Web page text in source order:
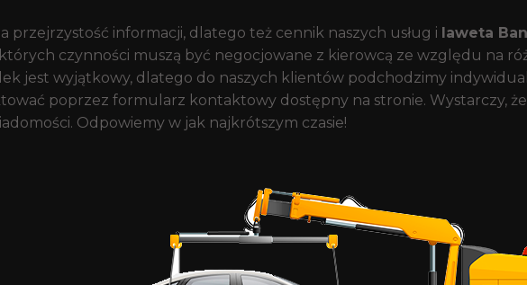
przejrzystość informacji, dlatego też cennik naszych usług i laweta
czynności muszą być negocjowane z kierowcą ze względu na
jest wyjątkowy, dlatego do naszych klientów podchodzimy
poprzez formularz kontaktowy dostępny na stronie. Wystarczy, że
Odpowiemy w jak najkrótszym czasie!